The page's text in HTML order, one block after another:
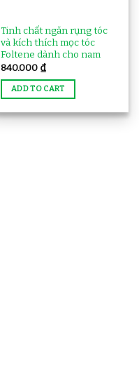
Tinh chất ngăn rụng tóc
và kích thích mọc tóc
Foltene dành cho nam
840.000 ₫
ADD TO CART